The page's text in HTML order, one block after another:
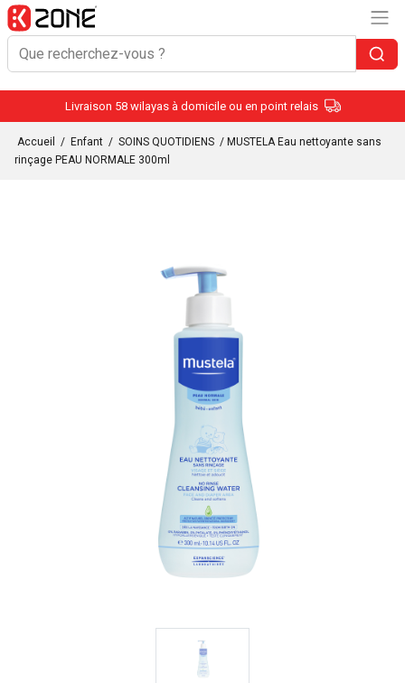
Livraison 58 wilayas à domicile ou en point relais
Accueil / Enfant / SOINS QUOTIDIENS / MUSTELA Eau nettoyante sans
rinçage PEAU NORMALE 300ml